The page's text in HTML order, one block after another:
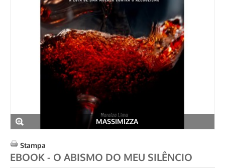
MASSIMIZZA
Stampa
EBOOK - O ABISMO DO MEU SILÊNCIO